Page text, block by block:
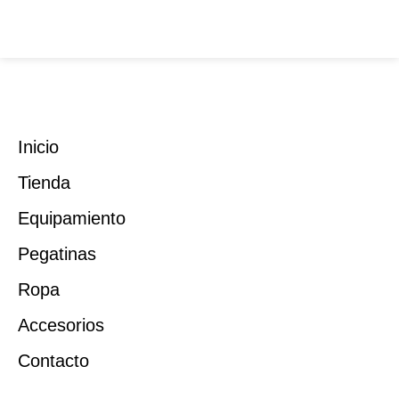
Inicio
Tienda
Equipamiento
Pegatinas
Ropa
Accesorios
Contacto